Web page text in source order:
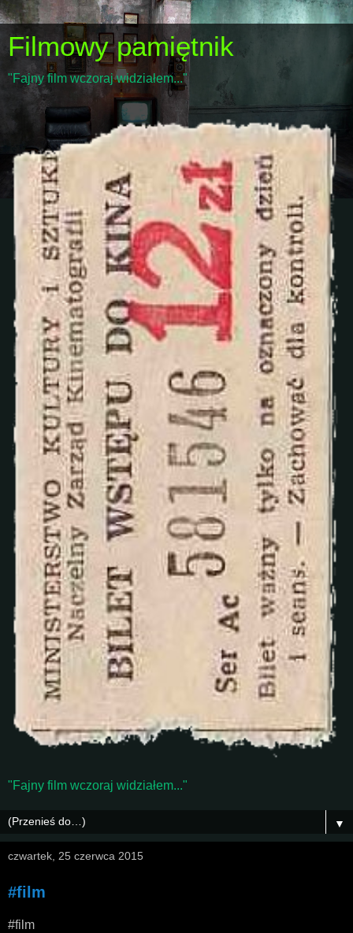
Filmowy pamiętnik
"Fajny film wczoraj widziałem..."
"Fajny film wczoraj widziałem..."
▼
czwartek, 25 czerwca 2015
#film
#film